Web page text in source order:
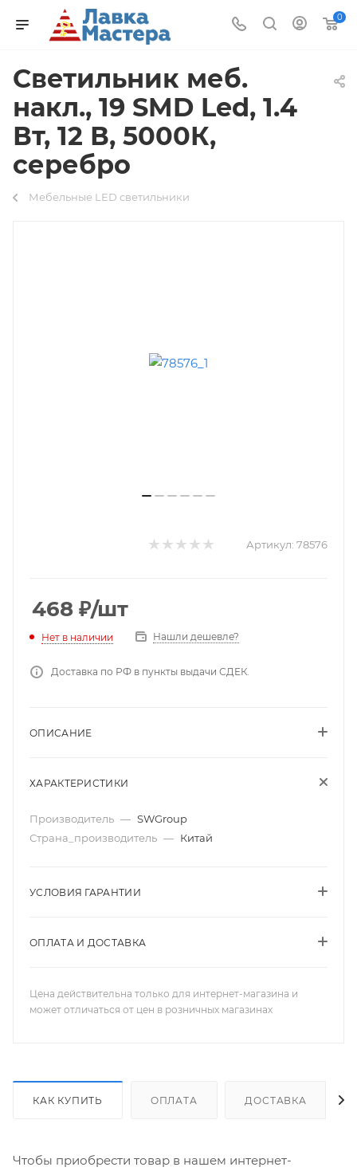
0
Светильник меб.
накл., 19 SMD Led, 1.4
Вт, 12 В, 5000К,
серебро
Мебельные LED светильники
Артикул: 78576
468 ₽/шт
Нет в наличии Нашли дешевле?
Доставка по РФ в пункты выдачи СДЕК.
ОПИСАНИЕ
ХАРАКТЕРИСТИКИ
Производитель — SWGroup
Страна_производитель — Китай
УСЛОВИЯ ГАРАНТИИ
ОПЛАТА И ДОСТАВКА
Цена действительна только для интернет-магазина и
может отличаться от цен в розничных магазинах
КАК КУПИТЬ ОПЛАТА ДОСТАВКА
Чтобы приобрести товар в нашем интернет-